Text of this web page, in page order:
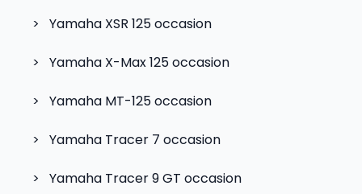
> Yamaha XSR 125occasion
> Yamaha X-Max 125occasion
> Yamaha MT-125occasion
> Yamaha Tracer 7 occasion
> Yamaha Tracer 9 GT occasion